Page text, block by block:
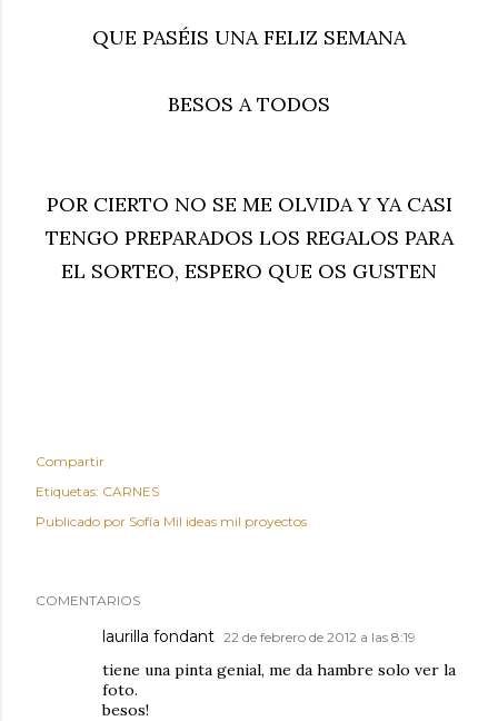
QUE PASÉIS UNA FELIZ SEMANA
BESOS A TODOS
POR CIERTO NO SE ME OLVIDA Y YA CASI
TENGO PREPARADOS LOS REGALOS PARA
EL SORTEO, ESPERO QUE OS GUSTEN
Compartir
Etiquetas: CARNES
Publicado por Sofía Mil ideas mil proyectos
COMENTARIOS
laurilla fondant 22 de febrero de 2012 a las 8:19
tiene una pinta genial, me da hambre solo ver la
foto.
besos!